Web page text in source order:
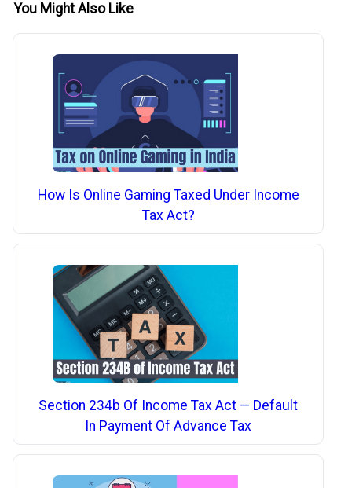
You Might Also Like
How Is Online Gaming Taxed Under Income
Tax Act?
Section 234b Of Income Tax Act — Default
In Payment Of Advance Tax